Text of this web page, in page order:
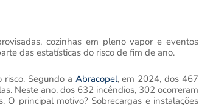
cozinhas em pleno vapor e eventos
das estatísticas do risco de fim de ano.
Segundo a Abracopel, em 2024, dos 467
Neste ano, dos 632 incêndios, 302 ocorreram
O principal motivo? Sobrecargas e instalações